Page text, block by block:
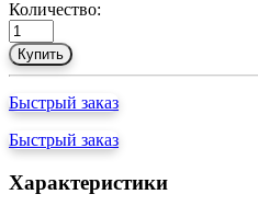
Количество:
Купить
Быстрый заказ
Быстрый заказ
Характеристики